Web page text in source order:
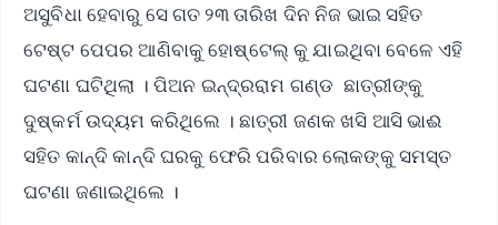
ଅସୁବିଧା ହେବାରୁ ସେ ଗତ ୨୩ ତାରିଖ ଦିନ ନିଜ ଭାଇ ସହିତ
ଟେଷ୍ଟ ପେପର ଆଣିବାକୁ ହୋଷ୍ଟେଲ୍‌ କୁ ଯାଇଥିବା ବେଳେ ଏହି
ଘଟଣା ଘଟିଥିଲା । ପିଅନ ଇନ୍ଦ୍ରରାମ ଗଣ୍ଡ ଛାତ୍ରୀଙ୍କୁ
ଦୁଷ୍କର୍ମ ଉଦ୍ୟମ କରିଥିଲେ । ଛାତ୍ରୀ ଜଣକ ଖସି ଆସି ଭାଈ
ସହିତ କାନ୍ଦି କାନ୍ଦି ଘରକୁ ଫେରି ପରିବାର ଲୋକଙ୍କୁ ସମସ୍ତ
ଘଟଣା ଜଣାଇଥିଲେ ।